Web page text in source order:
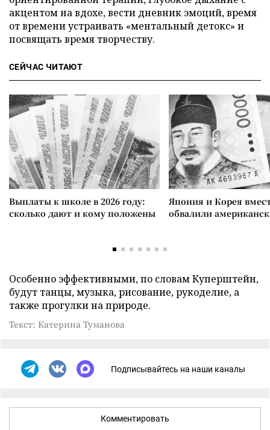
акцентом на вдохе, вести дневник эмоций, время
от времени устраивать «ментальный детокс» и
посвящать время творчеству.
СЕЙЧАС ЧИТАЮТ
Выплаты к школе в 2026 году:
сколько дают и кому положены
Япония и Корея
обвалили
Особенно эффективными, по словам Куперштейн,
будут танцы, музыка, рисование, рукоделие, а
также прогулки на природе.
Текст: Катерина Туманова
Подписывайтесь на наши каналы
Комментировать